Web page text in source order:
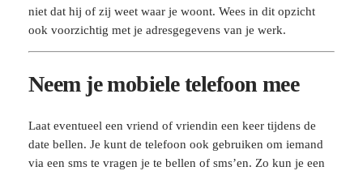
niet dat hij of zij weet waar je woont. Wees in dit opzicht
ook voorzichtig met je adresgegevens van je werk.
Neem je mobiele telefoon mee
Laat eventueel een vriend of vriendin een keer tijdens de
date bellen. Je kunt de telefoon ook gebruiken om iemand
via een sms te vragen je te bellen of sms’en. Zo kun je een